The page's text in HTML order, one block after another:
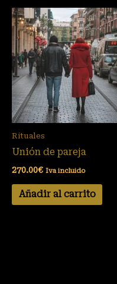
Rituales
Unión de pareja
270.00€ Iva incluido
Añadir al carrito